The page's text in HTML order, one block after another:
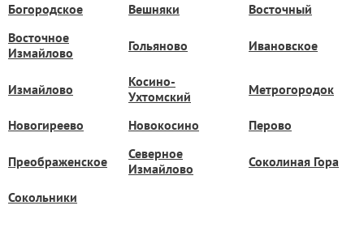
Богородское Вешняки
Восточный
Восточное
Измайлово
Гольяново Ивановское
Измайлово
Косино-
Ухтомский
Метрогородок
Новогиреево Новокосино Перово
Преображенское
Северное
Измайлово
Соколиная Гора
Сокольники